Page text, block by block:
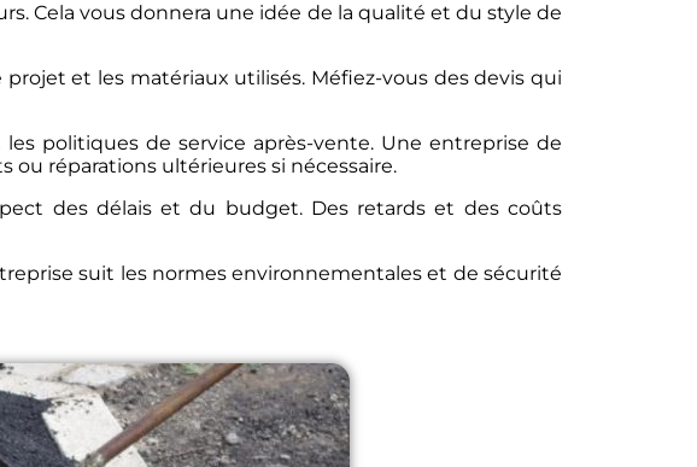
Cela vous donnera une idée de la qualité et du style de
et les matériaux utilisés. Méfiez-vous des devis qui
politiques de service après-vente. Une entreprise de
ou réparations ultérieures si nécessaire.
des délais et du budget. Des retards et des coûts
suit les normes environnementales et de sécurité